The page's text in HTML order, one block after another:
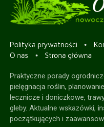
Polityka prywatności
O nas
Strona główna
Praktyczne porady
pielęgnacja roślin,
lecznicze i doniczkowe,
gleby. Aktualne wskazówki,
początkujących i